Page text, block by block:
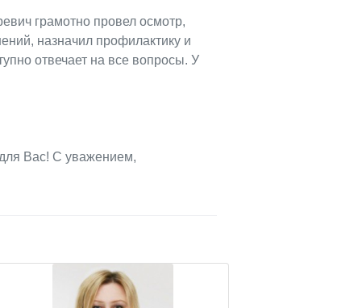
грамотно провел осмотр,
назначил профилактику и
отвечает на все вопросы. У
Вас! С уважением,